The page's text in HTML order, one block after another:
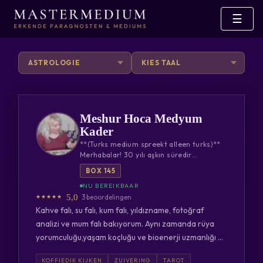
☰
Meshur Hoca Medyum
Kader
**(Turks medium spreekt alleen turks)**
Merhabalar! 30 yılı aşkın süredir
profesyonel olarak tarot (Katina, Osho
zen, Klasik)
BOX 145
5,0 3 beoordelingen
Kahve falı, su falı, kum falı, yıldızname, fotoğraf
analizi ve mum falı bakıyorum. Aynı zamanda rüya
yorumculuğu,yaşam koçluğu ve bioenerji uzmanlığı da
KOFFIEDIK KIJKEN ZUIVERING
TAROT